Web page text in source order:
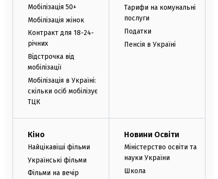
Мобілізація 50+
Мобілізація жінок
Контракт для 18-24-
річних
Відстрочка від
мобілізації
Мобілізація в Україні:
скільки осіб мобілізує
ТЦК
Тарифи на комунальні
послуги
Податки
Пенсія в Україні
Кіно
Найцікавіші фільми
Українські фільми
Фільми на вечір
Новини Освіти
Міністерство освіти та
науки України
Школа